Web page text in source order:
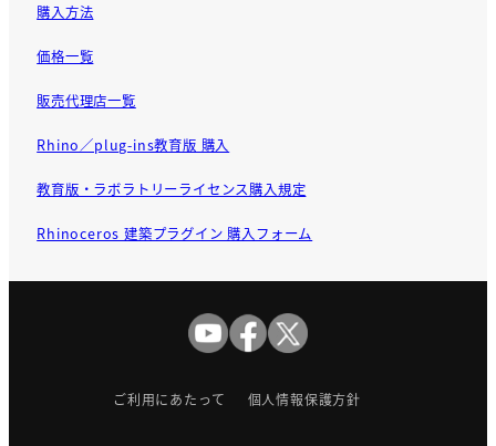
購入方法
価格一覧
販売代理店一覧
Rhino／plug-ins教育版 購入
教育版・ラボラトリーライセンス購入規定
Rhinoceros 建築プラグイン 購入フォーム
ご利用にあたって 個人情報保護方針